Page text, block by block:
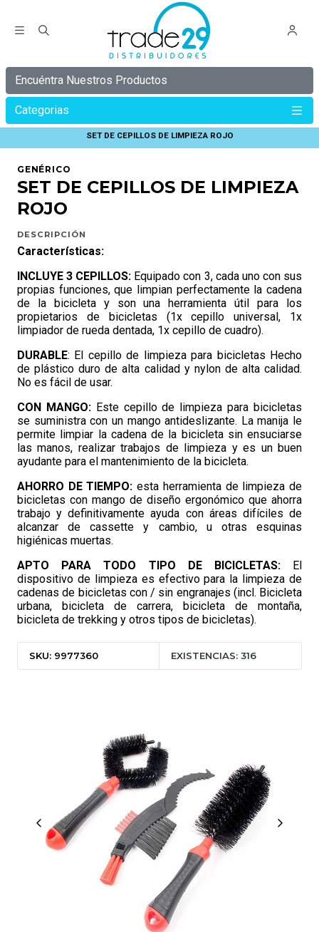
Encuéntra Nuestros Productos
Categorias
SET DE CEPILLOS DE LIMPIEZA ROJO
GENÉRICO
SET DE CEPILLOS DE LIMPIEZA
ROJO
DESCRIPCIÓN
Características:
INCLUYE 3 CEPILLOS: Equipado con 3, cada uno con sus
propias funciones, que limpian perfectamente la cadena
de la bicicleta y son una herramienta útil para los
propietarios de bicicletas (1x cepillo universal, 1x
limpiador de rueda dentada, 1x cepillo de cuadro).
DURABLE: El cepillo de limpieza para bicicletas Hecho
de plástico duro de alta calidad y nylon de alta calidad.
No es fácil de usar.
CON MANGO:Este cepillo de limpieza para bicicletas
se suministra con un mango antideslizante. La manija le
permite limpiar la cadena de la bicicleta sin ensuciarse
las manos, realizar trabajos de limpieza y es un buen
ayudante para el mantenimiento de la bicicleta.
AHORRO DE TIEMPO: esta herramienta de limpieza de
bicicletas con mango de diseño ergonómico que ahorra
trabajo y definitivamente ayuda con áreas difíciles de
alcanzar de cassette y cambio, u otras esquinas
higiénicas muertas.
APTO PARA TODO TIPO DE BICICLETAS:El
dispositivo de limpieza es efectivo para la limpieza de
cadenas de bicicletas con / sin engranajes (incl. Bicicleta
urbana, bicicleta de carrera, bicicleta de montaña,
bicicleta de trekking y otros tipos de bicicletas).
SKU: 9977360 EXISTENCIAS: 316